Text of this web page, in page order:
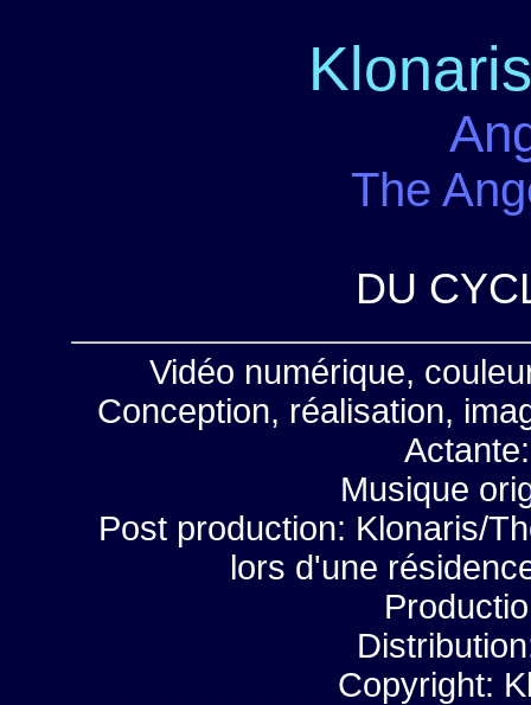
The
DU
Vidéo numérique,
Conception, réalisation,
Musique
Post production: Klonaris/
lors d'une
Copyright: